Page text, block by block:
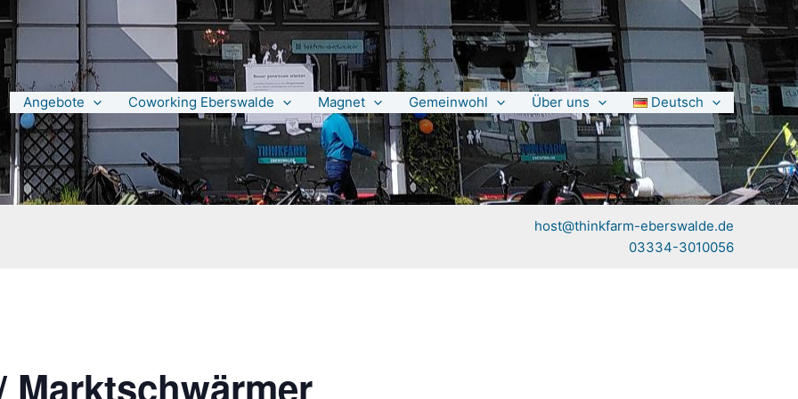
Angebote Coworking Eberswalde Magnet Gemeinwohl Über uns Deutsch
host@thinkfarm-eberswalde.de
03334-3010056
Marktschwärmer